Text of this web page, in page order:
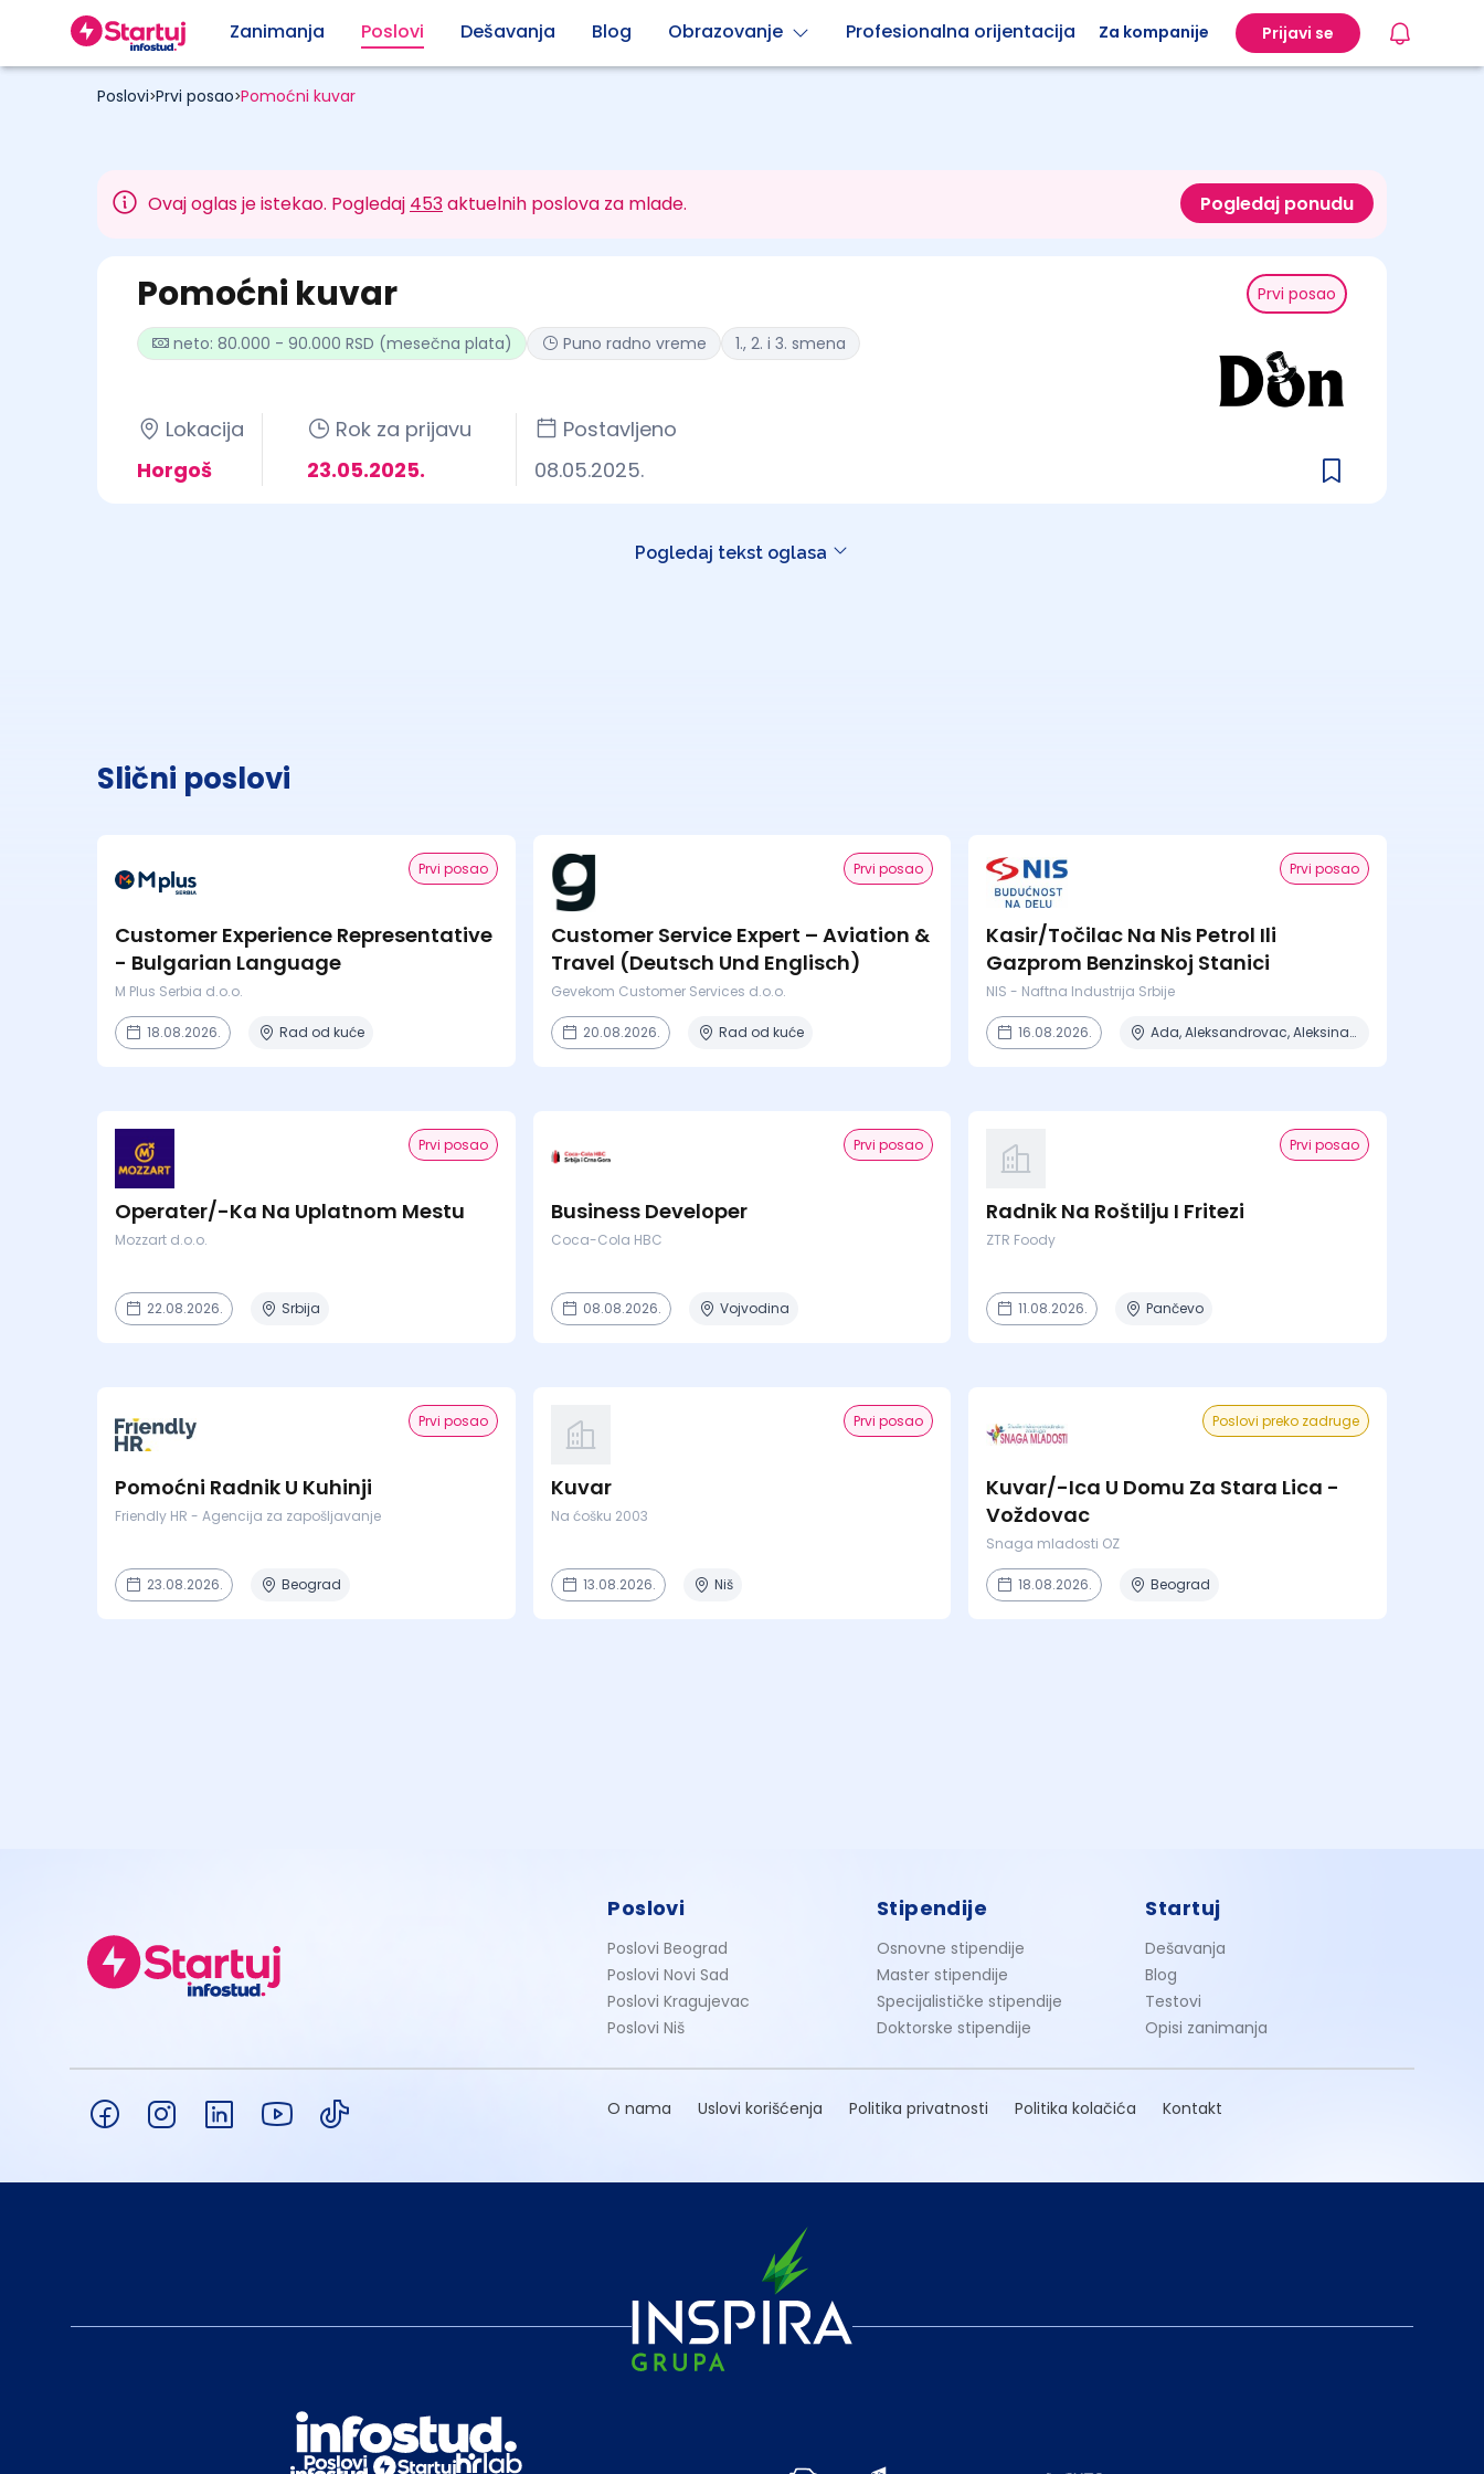
Zanimanja Poslovi Dešavanja Blog Obrazovanje Profesionalna orijentacija Za kompanije Prijavi se
Poslovi>Prvi posao>Pomoćni kuvar
Ovaj oglas je istekao. Pogledaj 453aktuelnih poslova za mlade. Pogledaj ponudu
Prvi posao
Pomoćni kuvar
Lokacija
Horgoš
Rok za prijavu
23.05.2025.
Postavljeno
08.05.2025.
neto: 80.000 - 90.000 RSD (mesečna plata) Puno radno vreme 1., 2. i 3. smena
Pogledaj tekst oglasa
Slični poslovi
Prvi posao
Customer Experience Representative
- Bulgarian Language
M Plus Serbia d.o.o.
18.08.2026. Rad od kuće
Prvi posao
Customer Service Expert – Aviation &
Travel (Deutsch Und Englisch)
Gevekom Customer Services d.o.o.
20.08.2026. Rad od kuće
Prvi posao
Kasir/Točilac Na Nis Petrol Ili
Gazprom Benzinskoj Stanici
NIS - Naftna Industrija Srbije
16.08.2026. Ada, Aleksandrovac, Aleksinac, Alibunar, Apatin + 206 mesta
Prvi posao
Operater/-Ka Na Uplatnom Mestu
Mozzart d.o.o.
22.08.2026. Srbija
Prvi posao
Business Developer
Coca-Cola HBC
08.08.2026. Vojvodina
Prvi posao
Radnik Na Roštilju I Fritezi
ZTR Foody
11.08.2026. Pančevo
Prvi posao
Pomoćni Radnik U Kuhinji
Friendly HR - Agencija za zapošljavanje
23.08.2026. Beograd
Prvi posao
Kuvar
Na ćošku 2003
13.08.2026. Niš
Poslovi preko zadruge
Kuvar/-Ica U Domu Za Stara Lica -
Voždovac
Snaga mladosti OZ
18.08.2026. Beograd
Poslovi
Poslovi Beograd
Poslovi Novi Sad
Poslovi Kragujevac
Poslovi Niš
Stipendije
Osnovne stipendije
Master stipendije
Specijalističke stipendije
Doktorske stipendije
Startuj
Dešavanja
Blog
Testovi
Opisi zanimanja
O nama Uslovi korišćenja Politika privatnosti Politika kolačića Kontakt